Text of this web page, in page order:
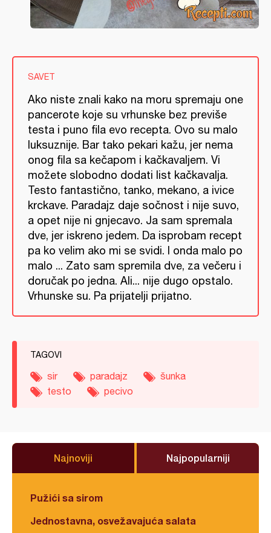
SAVET
Ako niste znali kako na moru spremaju one
pancerote koje su vrhunske bez previše
testa i puno fila evo recepta. Ovo su malo
luksuznije. Bar tako pekari kažu, jer nema
onog fila sa kečapom i kačkavaljem. Vi
možete slobodno dodati list kačkavalja.
Testo fantastično, tanko, mekano, a ivice
krckave. Paradajz daje sočnost i nije suvo,
a opet nije ni gnjecavo. Ja sam spremala
dve, jer iskreno jedem. Da isprobam recept
pa ko velim ako mi se svidi. I onda malo po
malo ... Zato sam spremila dve, za večeru i
doručak po jedna. Ali... nije dugo opstalo.
Vrhunske su. Pa prijatelji prijatno.
TAGOVI
sir paradajz
šunka
testo
pecivo
Najnoviji Najpopularniji
Pužići sa sirom
Jednostavna, osvežavajuća salata